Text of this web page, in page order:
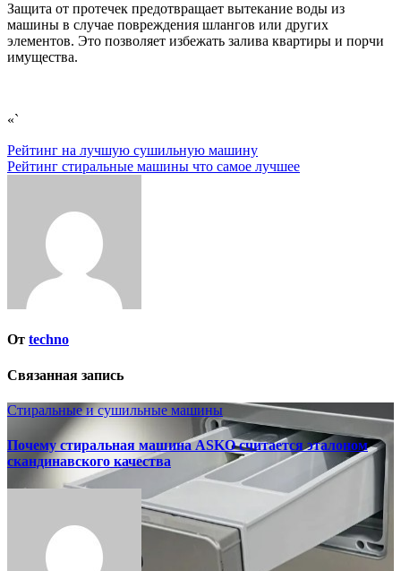
Защита от протечек предотвращает вытекание воды из
машины в случае повреждения шлангов или других
элементов. Это позволяет избежать залива квартиры и порчи
имущества.
«`
Навигация
по
Рейтинг на лучшую сушильную машину
Рейтинг стиральные машины что самое лучшее
От techno
Связанная запись
Стиральные и сушильные машины
Почему стиральная машина ASKO считается эталоном
скандинавского качества